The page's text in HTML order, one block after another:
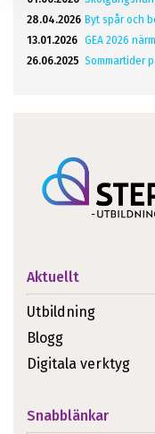
28.04.2026 Byt spår och
13.01.2026 GEA 2026
26.06.2025 Sommartider
Aktuellt
Utbildning
Blogg
Digitala verktyg
Snabblänkar